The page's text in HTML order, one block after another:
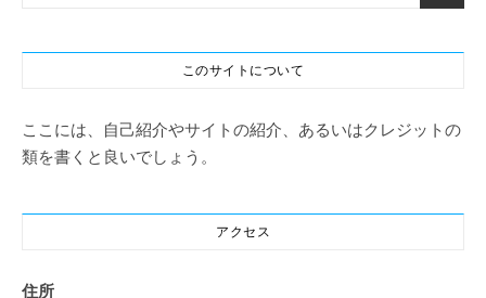
このサイトについて
ここには、自己紹介やサイトの紹介、あるいはクレジットの
類を書くと良いでしょう。
アクセス
住所